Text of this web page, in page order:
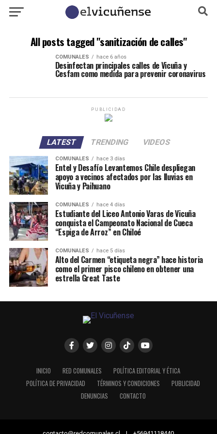
All posts tagged "sanitización de calles"
COMUNALES hace 6 años
Desinfectan principales calles de Vicuña y
Cesfam como medida para prevenir coronavirus
PUBLICIDAD
LATEST TRENDING VIDEOS
COMUNALES hace 3 días
Entel y Desafío Levantemos Chile despliegan
apoyo a vecinos afectados por las lluvias en
Vicuña y Paihuano
COMUNALES hace 4 días
Estudiante del Liceo Antonio Varas de Vicuña
conquista el Campeonato Nacional de Cueca
“Espiga de Arroz” en Chiloé
COMUNALES hace 5 días
Alto del Carmen “etiqueta negra” hace historia
como el primer pisco chileno en obtener una
estrella Great Taste
INICIO RED COMUNALES
POLÍTICA EDITORIAL Y ÉTICA
POLÍTICA DE PRIVACIDAD
TÉRMINOS Y CONDICIONES
PUBLICIDAD
DENUNCIAS
CONTACTO